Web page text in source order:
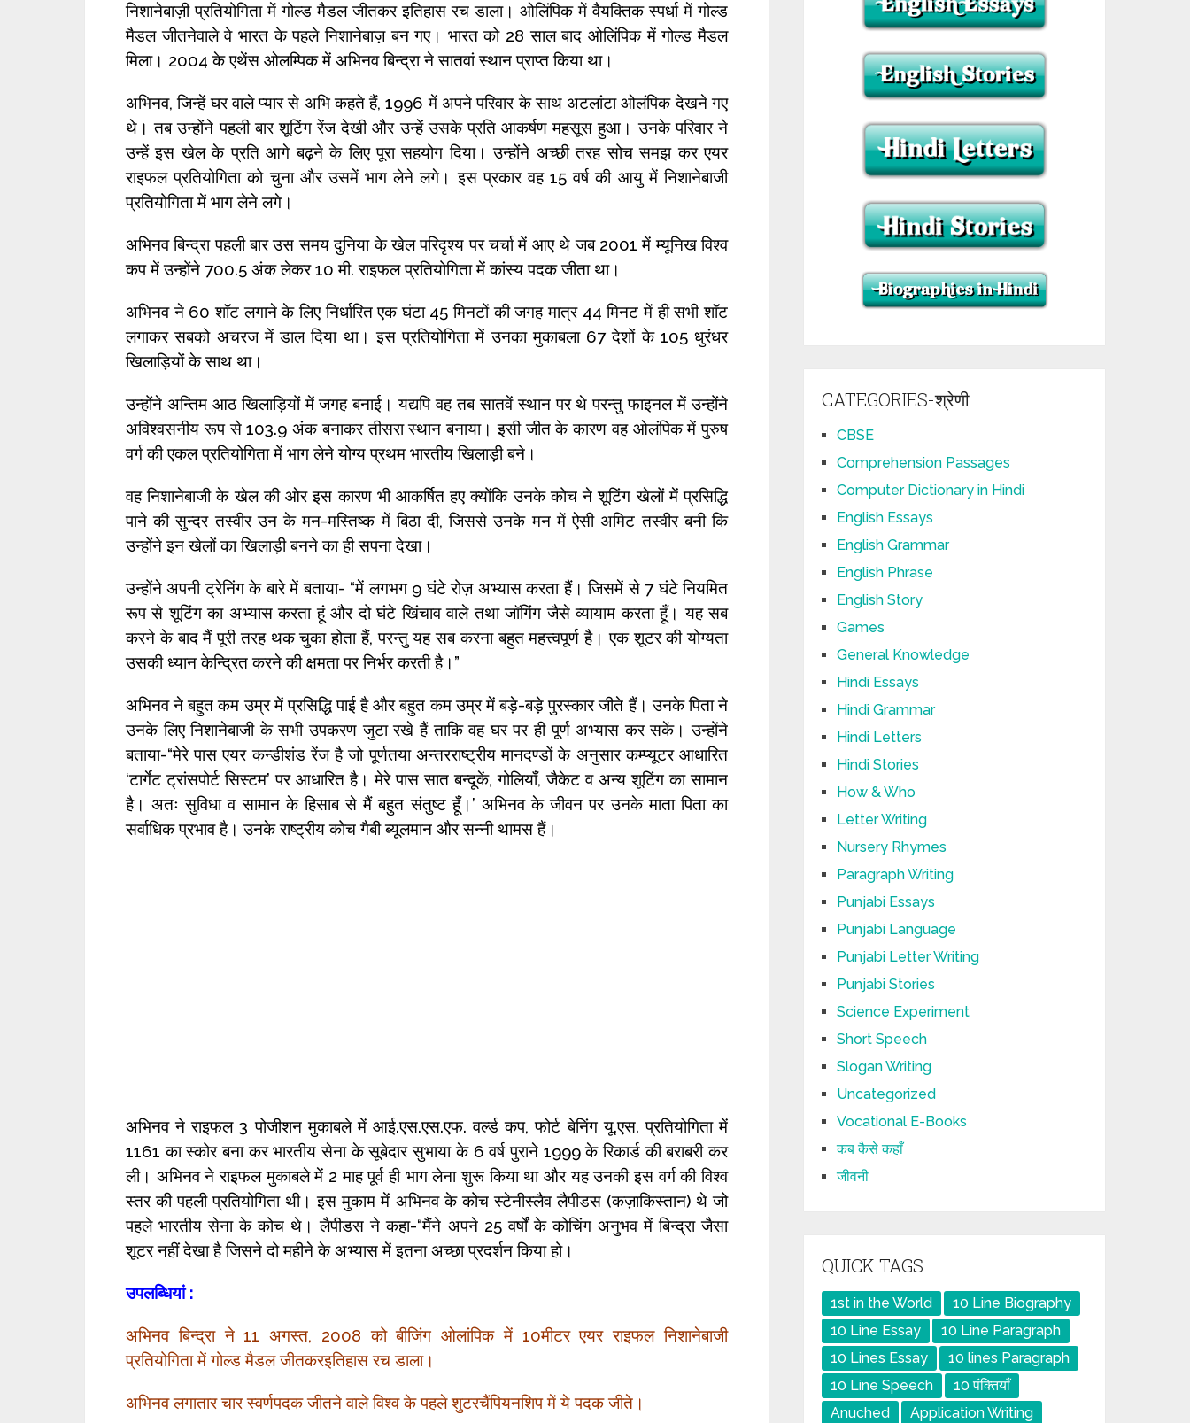
निशानेबाज़ी प्रतियोगिता में गोल्ड मैडल जीतकर इतिहास रच डाला। ओलिंपिक में वैयक्तिक स्पर्धा में गोल्ड
मैडल जीतनेवाले वे भारत के पहले निशानेबाज़ बन गए। भारत को 28 साल बाद ओलिंपिक में गोल्ड मैडल
मिला। 2004 के एथेंस ओलम्पिक में अभिनव बिन्द्रा ने सातवां स्थान प्राप्त किया था।
अभिनव, जिन्हें घर वाले प्यार से अभि कहते हैं, 1996 में अपने परिवार के साथ अटलांटा ओलंपिक देखने गए
थे। तब उन्होंने पहली बार शूटिंग रेंज देखी और उन्हें उसके प्रति आकर्षण महसूस हुआ। उनके परिवार ने
उन्हें इस खेल के प्रति आगे बढ़ने के लिए पूरा सहयोग दिया। उन्होंने अच्छी तरह सोच समझ कर एयर
राइफल प्रतियोगिता को चुना और उसमें भाग लेने लगे। इस प्रकार वह 15 वर्ष की आयु में निशानेबाजी
प्रतियोगिता में भाग लेने लगे।
अभिनव बिन्द्रा पहली बार उस समय दुनिया के खेल परिदृश्य पर चर्चा में आए थे जब 2001 में म्यूनिख विश्व
कप में उन्होंने 700.5 अंक लेकर 10 मी. राइफल प्रतियोगिता में कांस्य पदक जीता था।
अभिनव ने 60 शॉट लगाने के लिए निर्धारित एक घंटा 45 मिनटों की जगह मात्र 44 मिनट में ही सभी शॉट
लगाकर सबको अचरज में डाल दिया था। इस प्रतियोगिता में उनका मुकाबला 67 देशों के 105 धुरंधर
खिलाड़ियों के साथ था।
उन्होंने अन्तिम आठ खिलाड़ियों में जगह बनाई। यद्यपि वह तब सातवें स्थान पर थे परन्तु फाइनल में उन्होंने
अविश्वसनीय रूप से 103.9 अंक बनाकर तीसरा स्थान बनाया। इसी जीत के कारण वह ओलंपिक में पुरुष
वर्ग की एकल प्रतियोगिता में भाग लेने योग्य प्रथम भारतीय खिलाड़ी बने।
वह निशानेबाजी के खेल की ओर इस कारण भी आकर्षित हए क्योंकि उनके कोच ने शूटिंग खेलों में प्रसिद्धि
पाने की सुन्दर तस्वीर उन के मन-मस्तिष्क में बिठा दी, जिससे उनके मन में ऐसी अमिट तस्वीर बनी कि
उन्होंने इन खेलों का खिलाड़ी बनने का ही सपना देखा।
उन्होंने अपनी ट्रेनिंग के बारे में बताया- “में लगभग 9 घंटे रोज़ अभ्यास करता हैं। जिसमें से 7 घंटे नियमित
रूप से शूटिंग का अभ्यास करता हूं और दो घंटे खिंचाव वाले तथा जॉगिंग जैसे व्यायाम करता हूँ। यह सब
करने के बाद मैं पूरी तरह थक चुका होता हैं, परन्तु यह सब करना बहुत महत्त्वपूर्ण है। एक शूटर की योग्यता
उसकी ध्यान केन्द्रित करने की क्षमता पर निर्भर करती है।”
अभिनव ने बहुत कम उम्र में प्रसिद्धि पाई है और बहुत कम उम्र में बड़े-बड़े पुरस्कार जीते हैं। उनके पिता ने
उनके लिए निशानेबाजी के सभी उपकरण जुटा रखे हैं ताकि वह घर पर ही पूर्ण अभ्यास कर सकें। उन्होंने
बताया-“मेरे पास एयर कन्डीशंड रेंज है जो पूर्णतया अन्तरराष्ट्रीय मानदण्डों के अनुसार कम्प्यूटर आधारित
‘टार्गेट ट्रांसपोर्ट सिस्टम’ पर आधारित है। मेरे पास सात बन्दूकें, गोलियाँ, जैकेट व अन्य शूटिंग का सामान
है। अतः सुविधा व सामान के हिसाब से मैं बहुत संतुष्ट हूँ।’ अभिनव के जीवन पर उनके माता पिता का
सर्वाधिक प्रभाव है। उनके राष्ट्रीय कोच गैबी ब्यूलमान और सन्नी थामस हैं।
अभिनव ने राइफल 3 पोजीशन मुकाबले में आई.एस.एस.एफ. वर्ल्ड कप, फोर्ट बेनिंग यू.एस. प्रतियोगिता में
1161 का स्कोर बना कर भारतीय सेना के सूबेदार सुभाया के 6 वर्ष पुराने 1999 के रिकार्ड की बराबरी कर
ली। अभिनव ने राइफल मुकाबले में 2 माह पूर्व ही भाग लेना शुरू किया था और यह उनकी इस वर्ग की विश्व
स्तर की पहली प्रतियोगिता थी। इस मुकाम में अभिनव के कोच स्टेनीस्लैव लैपीडस (कज़ाकिस्तान) थे जो
पहले भारतीय सेना के कोच थे। लैपीडस ने कहा-“मैंने अपने 25 वर्षों के कोचिंग अनुभव में बिन्द्रा जैसा
शूटर नहीं देखा है जिसने दो महीने के अभ्यास में इतना अच्छा प्रदर्शन किया हो।
उपलब्धियां :
अभिनव बिन्द्रा ने 11 अगस्त, 2008 को बीजिंग ओलांपिक में 10मीटर एयर राइफल निशानेबाजी
प्रतियोगिता में गोल्ड मैडल जीतकरइतिहास रच डाला।
अभिनव लगातार चार स्वर्णपदक जीतने वाले विश्व के पहले शुटरचैंपियनशिप में ये पदक जीते।
CATEGORIES-श्रेणी
CBSE
Comprehension Passages
Computer Dictionary in Hindi
English Essays
English Grammar
English Phrase
English Story
Games
General Knowledge
Hindi Essays
Hindi Grammar
Hindi Letters
Hindi Stories
How & Who
Letter Writing
Nursery Rhymes
Paragraph Writing
Punjabi Essays
Punjabi Language
Punjabi Letter Writing
Punjabi Stories
Science Experiment
Short Speech
Slogan Writing
Uncategorized
Vocational E-Books
कब कैसे कहाँ
जीवनी
QUICK TAGS
1st in the World
10 Line Biography
10 Line Essay
10 Line Paragraph
10 Lines Essay
10 lines Paragraph
10 Line Speech
10 पंक्तियाँ
Anuched
Application Writing